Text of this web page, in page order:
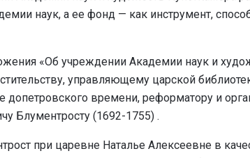
наук, а ее фонд — как инструмент,
«Об учреждении Академии наук и
управляющему царской
допетровского времени, реформатору и
Блументросту (1692-1755) .
при царевне Наталье Алексеевне в